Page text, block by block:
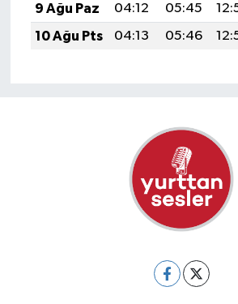
9 Ağu Paz
04:12 05:45
10 Ağu Pts
04:13 05:46